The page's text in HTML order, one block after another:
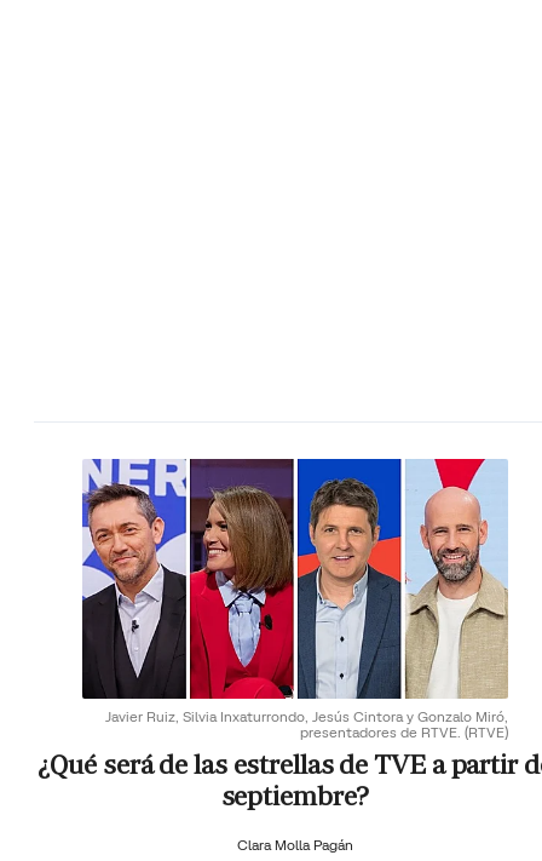
Javier Ruiz, Silvia Inxaturrondo, Jesús Cintora y Gonzalo Miró,
presentadores de RTVE. (RTVE)
¿Qué será de las estrellas de TVE a partir
septiembre?
Clara Molla Pagán